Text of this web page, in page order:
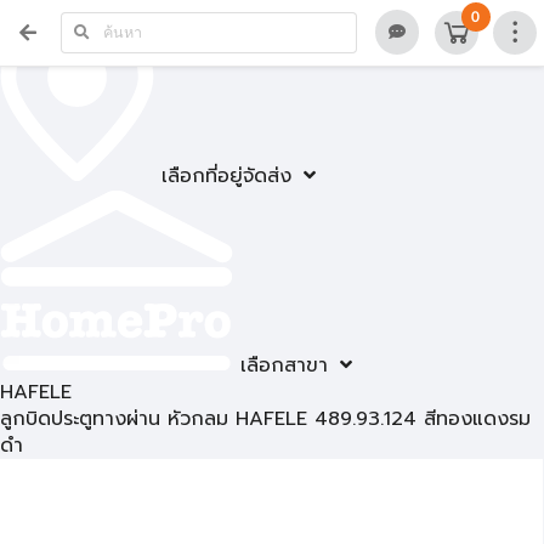
เลือกที่อยู่จัดส่ง
เลือกสาขา
0
HAFELE
ลูกบิดประตูทางผ่าน หัวกลม HAFELE 489.93.124 สีทองแดงรม
ดำ